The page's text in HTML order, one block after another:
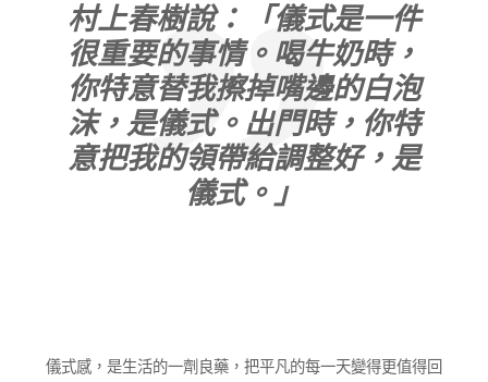
村上春樹說：「儀式是一件
很重要的事情。喝牛奶時，
你特意替我擦掉嘴邊的白泡
沫，是儀式。出門時，你特
意把我的領帶給調整好，是
儀式。」
儀式感，是生活的一劑良藥，把平凡的每一天變得更值得回